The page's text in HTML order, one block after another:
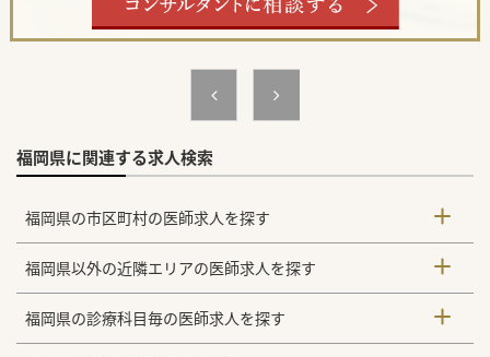
福岡県に関連する求人検索
福岡県の市区町村の医師求人を探す
福岡県以外の近隣エリアの医師求人を探す
福岡県の診療科目毎の医師求人を探す